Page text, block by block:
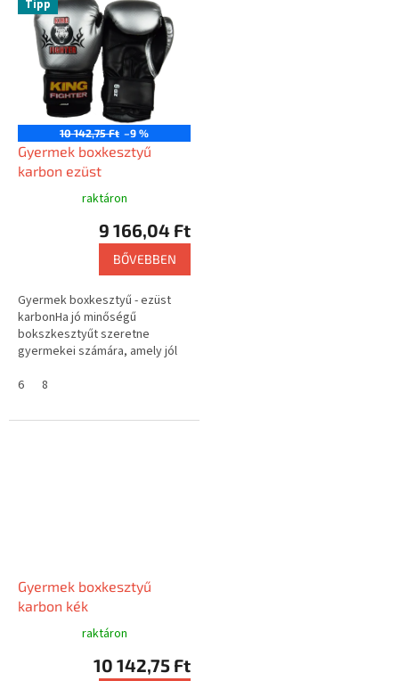
Tipp
10 142,75 Ft –9 %
Gyermek boxkesztyű
karbon ezüst
raktáron
9 166,04 Ft
BŐVEBBEN
Gyermek boxkesztyű - ezüst
karbonHa jó minőségű
bokszkesztyűt szeretne
gyermekei számára, amely jól
megfogja, akkor a király Fighter
6 8
Gyermek boxkesztyű
karbon kék
raktáron
10 142,75 Ft